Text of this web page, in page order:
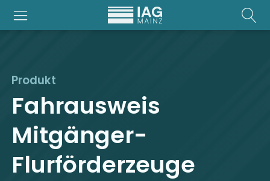
Produkt
Fahrausweis
Mitgänger-
Flurförderzeuge